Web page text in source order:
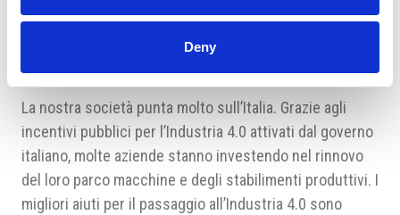
Deny
Come guarda la sua azienda al mercato italiano?
La nostra società punta molto sull’Italia. Grazie agli
incentivi pubblici per l’Industria 4.0 attivati dal governo
italiano, molte aziende stanno investendo nel rinnovo
del loro parco macchine e degli stabilimenti produttivi. I
migliori aiuti per il passaggio all’Industria 4.0 sono